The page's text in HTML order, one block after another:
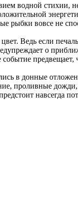
водной стихии,
рыбки вовсе не
Ведь если
о
в донные
проливные
навсегда